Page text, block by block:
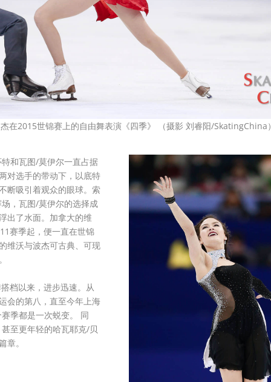
在2015世锦赛上的自由舞表演《四季》 （摄影 刘睿阳/SkatingChina）
和瓦图/莫伊尔一直占据
对选手的带动下，以底特
断吸引着观众的眼球。索
，瓦图/莫伊尔的选择成
出了水面。加拿大的维
赛季起，便一直在世锦
维沃与波杰可古典、可现
档以来，进步迅速。从
会的第八，直至今年上海
季都是一次蜕变。 同
至更年轻的哈瓦耶克/贝
章。